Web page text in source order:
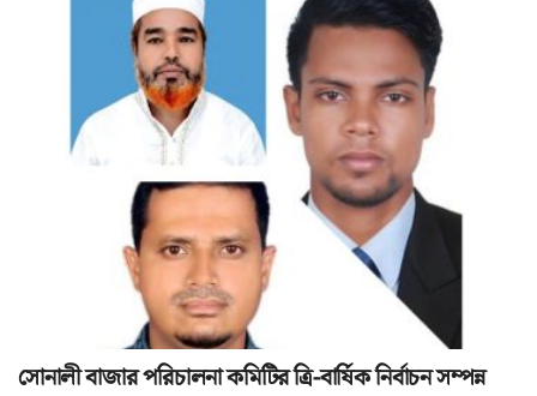
সোনালী বাজার পরিচালনা কমিটির ত্রি-বার্ষিক নির্বাচন সম্পন্ন